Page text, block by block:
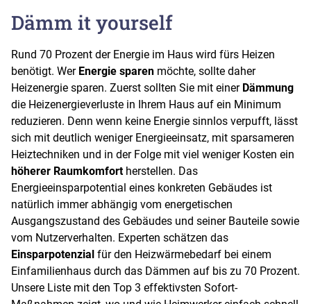
Dämm it yourself
Rund 70 Prozent der Energie im Haus wird fürs Heizen
benötigt. Wer Energie sparen möchte, sollte daher
Heizenergie sparen. Zuerst sollten Sie mit einer Dämmung
die Heizenergieverluste in Ihrem Haus auf ein Minimum
reduzieren. Denn wenn keine Energie sinnlos verpufft, lässt
sich mit deutlich weniger Energieeinsatz, mit sparsameren
Heiztechniken und in der Folge mit viel weniger Kosten ein
höherer Raumkomfortherstellen. Das
Energieeinsparpotential eines konkreten Gebäudes ist
natürlich immer abhängig vom energetischen
Ausgangszustand des Gebäudes und seiner Bauteile sowie
vom Nutzerverhalten. Experten schätzen das
Einsparpotenzial für den Heizwärmebedarf bei einem
Einfamilienhaus durch das Dämmen auf bis zu 70 Prozent.
Unsere Liste mit den Top 3 effektivsten Sofort-